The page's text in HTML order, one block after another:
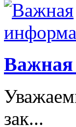
зак...